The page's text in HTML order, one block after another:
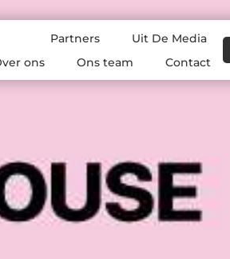
Partners
Uit De Media
ons
Ons team Contact